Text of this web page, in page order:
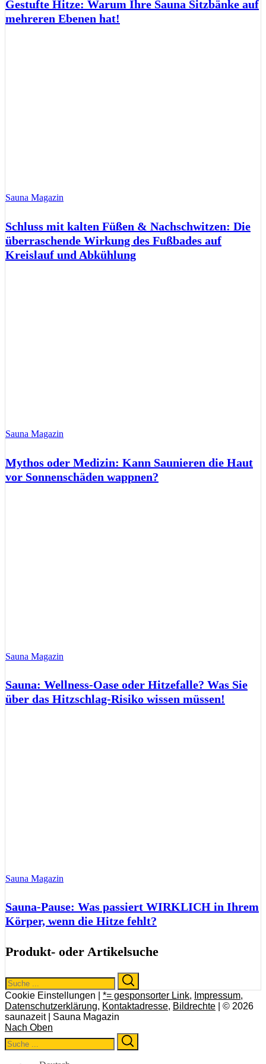
Gestufte Hitze: Warum Ihre Sauna Sitzbänke auf
mehreren Ebenen hat!
Sauna Magazin
Schluss mit kalten Füßen & Nachschwitzen: Die
überraschende Wirkung des Fußbades auf
Kreislauf und Abkühlung
Sauna Magazin
Mythos oder Medizin: Kann Saunieren die Haut
vor Sonnenschäden wappnen?
Sauna Magazin
Sauna: Wellness-Oase oder Hitzefalle? Was Sie
über das Hitzschlag-Risiko wissen müssen!
Sauna Magazin
Sauna-Pause: Was passiert WIRKLICH in Ihrem
Körper, wenn die Hitze fehlt?
Produkt- oder Artikelsuche
Search
for:
Cookie Einstellungen | *= gesponsorter Link, Impressum,
Datenschutzerklärung, Kontaktadresse, Bildrechte | © 2026
saunazeit | Sauna Magazin
Nach Oben
Search
for: